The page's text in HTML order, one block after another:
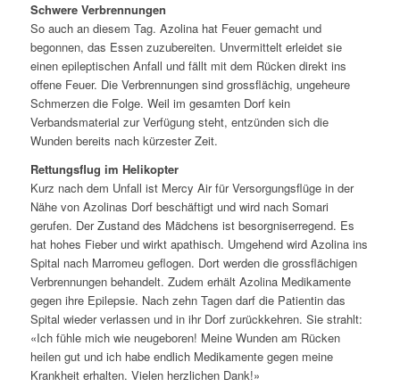
Schwere Verbrennungen
So auch an diesem Tag. Azolina hat Feuer gemacht und
begonnen, das Essen zuzubereiten. Unvermittelt erleidet sie
einen epileptischen Anfall und fällt mit dem Rücken direkt ins
offene Feuer. Die Verbrennungen sind grossflächig, ungeheure
Schmerzen die Folge. Weil im gesamten Dorf kein
Verbandsmaterial zur Verfügung steht, entzünden sich die
Wunden bereits nach kürzester Zeit.
Rettungsflug im Helikopter
Kurz nach dem Unfall ist Mercy Air für Versorgungsflüge in der
Nähe von Azolinas Dorf beschäftigt und wird nach Somari
gerufen. Der Zustand des Mädchens ist besorgniserregend. Es
hat hohes Fieber und wirkt apathisch. Umgehend wird Azolina ins
Spital nach Marromeu geflogen. Dort werden die grossflächigen
Verbrennungen behandelt. Zudem erhält Azolina Medikamente
gegen ihre Epilepsie. Nach zehn Tagen darf die Patientin das
Spital wieder verlassen und in ihr Dorf zurückkehren. Sie strahlt:
«Ich fühle mich wie neugeboren! Meine Wunden am Rücken
heilen gut und ich habe endlich Medikamente gegen meine
Krankheit erhalten. Vielen herzlichen Dank!»